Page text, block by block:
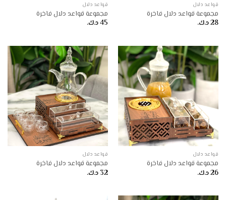
قواعد دلال
مجموعة قواعد دلال فاخرة
28د.ك.
قواعد دلال
مجموعة قواعد دلال فاخرة
45د.ك.
قواعد دلال
مجموعة قواعد دلال فاخرة
26د.ك.
قواعد دلال
مجموعة قواعد دلال فاخرة
32د.ك.